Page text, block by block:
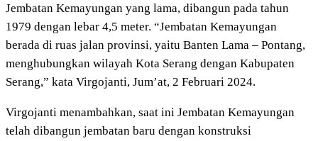
Jembatan Kemayungan yang lama, dibangun pada tahun
1979 dengan lebar 4,5 meter. “Jembatan Kemayungan
berada di ruas jalan provinsi, yaitu Banten Lama – Pontang,
menghubungkan wilayah Kota Serang dengan Kabupaten
Serang,” kata Virgojanti, Jum’at, 2 Februari 2024.
Virgojanti menambahkan, saat ini Jembatan Kemayungan
telah dibangun jembatan baru dengan konstruksi